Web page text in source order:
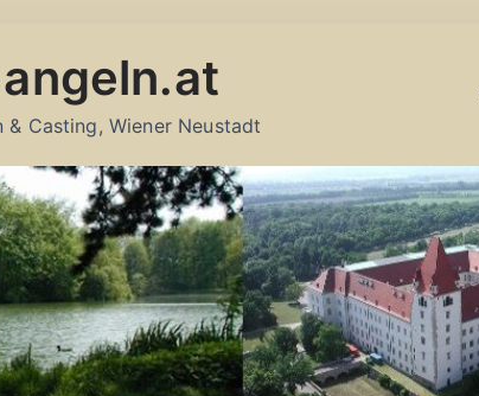
Casting, Wiener Neustadt